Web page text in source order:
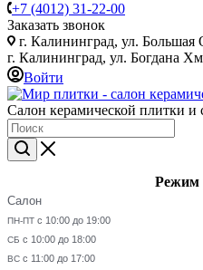
+7 (4012) 31-22-00
Заказать звонок
г. Калининград, ул. Большая
г. Калининград, ул. Богдана
Войти
Салон керамической плитки и
Режим
Салон
ПН-ПТ с 10:00 до 19:00
СБ с 10:00 до 18:00
ВС с 11:00 до 17:00